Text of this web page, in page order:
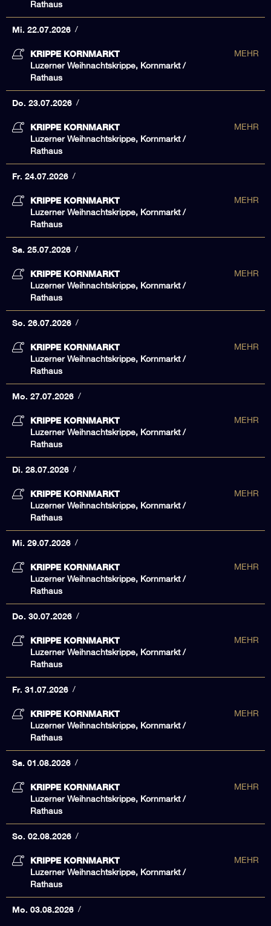
Rathaus
Mi. 22.07.2026
KRIPPE KORNMARKT
Luzerner Weihnachtskrippe, Kornmarkt /
Rathaus
MEHR
Do. 23.07.2026
KRIPPE KORNMARKT
Luzerner Weihnachtskrippe, Kornmarkt /
Rathaus
MEHR
Fr. 24.07.2026
KRIPPE KORNMARKT
Luzerner Weihnachtskrippe, Kornmarkt /
Rathaus
MEHR
Sa. 25.07.2026
KRIPPE KORNMARKT
Luzerner Weihnachtskrippe, Kornmarkt /
Rathaus
MEHR
So. 26.07.2026
KRIPPE KORNMARKT
Luzerner Weihnachtskrippe, Kornmarkt /
Rathaus
MEHR
Mo. 27.07.2026
KRIPPE KORNMARKT
Luzerner Weihnachtskrippe, Kornmarkt /
Rathaus
MEHR
Di. 28.07.2026
KRIPPE KORNMARKT
Luzerner Weihnachtskrippe, Kornmarkt /
Rathaus
MEHR
Mi. 29.07.2026
KRIPPE KORNMARKT
Luzerner Weihnachtskrippe, Kornmarkt /
Rathaus
MEHR
Do. 30.07.2026
KRIPPE KORNMARKT
Luzerner Weihnachtskrippe, Kornmarkt /
Rathaus
MEHR
Fr. 31.07.2026
KRIPPE KORNMARKT
Luzerner Weihnachtskrippe, Kornmarkt /
Rathaus
MEHR
Sa. 01.08.2026
KRIPPE KORNMARKT
Luzerner Weihnachtskrippe, Kornmarkt /
Rathaus
MEHR
So. 02.08.2026
KRIPPE KORNMARKT
Luzerner Weihnachtskrippe, Kornmarkt /
Rathaus
MEHR
Mo. 03.08.2026